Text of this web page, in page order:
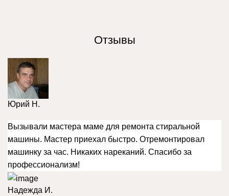
Отзывы
Юрий Н.
Вызывали мастера маме для ремонта стиральной
машины. Мастер приехал быстро. Отремонтировал
машинку за час. Никаких нареканий. Спасибо за
профессионализм!
Надежда И.